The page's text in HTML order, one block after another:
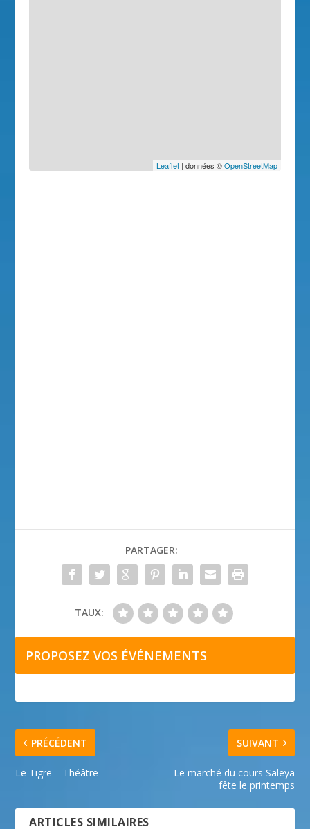
Leaflet| données ©OpenStreetMap
PARTAGER:
TAUX:
PROPOSEZ VOS ÉVÉNEMENTS
PRÉCÉDENT
Le Tigre – Théâtre
SUIVANT
Le marché du cours Saleya
fête le printemps
ARTICLES SIMILAIRES